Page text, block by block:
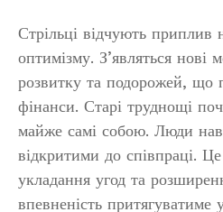
Стрільці відчують приплив
оптимізму. З’являться нові
розвитку та подорожей, що
фінанси. Старі труднощі
майже самі собою. Люди
відкритими до співпраці.
укладання угод та
впевненість